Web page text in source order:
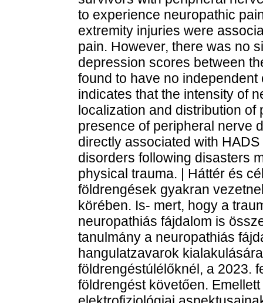
to experience neuropathic
extremity injuries were
pain. However, there was no
depression scores between
found to have no
indicates that the intensity of
localization and distribution
presence of peripheral nerve
directly associated with
disorders following disasters
physical trauma. | Háttér és
földrengések gyakran
körében. Is- mert, hogy a
neuropathiás fájdalom is
tanulmány a neuropathiás
hangulatzavarok
földrengéstúlélőknél, a 2023.
földrengést követően.